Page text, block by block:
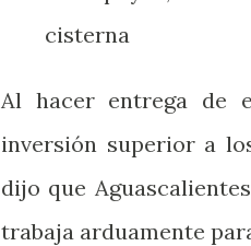
cisterna
Al hacer entrega de
inversión superior a
dijo que
trabaja arduamente